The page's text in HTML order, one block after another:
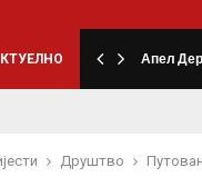
Апел
Друштво